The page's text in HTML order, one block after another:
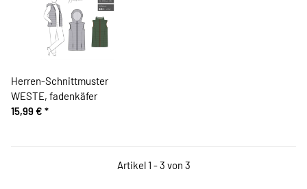
Herren-Schnittmuster
WESTE, fadenkäfer
15,99 € *
Artikel 1 - 3 von 3